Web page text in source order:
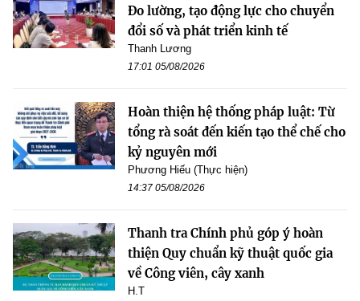
Đo lường, tạo động lực cho chuyển
đổi số và phát triển kinh tế
Thanh Lương
17:01 05/08/2026
Hoàn thiện hệ thống pháp luật: Từ
tổng rà soát đến kiến tạo thể chế cho
kỷ nguyên mới
Phương Hiếu (Thực hiện)
14:37 05/08/2026
Thanh tra Chính phủ góp ý hoàn
thiện Quy chuẩn kỹ thuật quốc gia
về Công viên, cây xanh
H.T